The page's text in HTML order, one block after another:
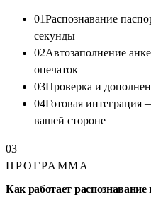
01Распознавание
секунды
02Автозаполнение
опечаток
03Проверка и
04Готовая интеграция
вашей стороне
03
ПРОГРАММА
Как работает распознавание